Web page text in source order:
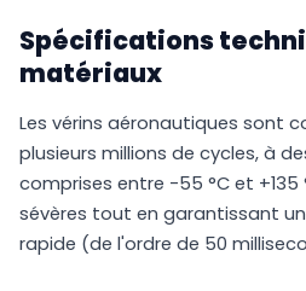
Spécifications
matériaux
Les vérins aéronautiques sont
plusieurs millions de cycles, à
comprises entre -55 °C et +135
sévères tout en garantissant
rapide (de l'ordre de 50